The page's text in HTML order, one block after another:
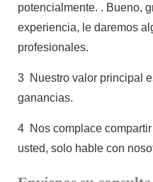
potencialmente. . Bueno,
experiencia, le daremos
profesionales.
3 Nuestro valor principal
ganancias.
4 Nos complace
usted, solo hable con